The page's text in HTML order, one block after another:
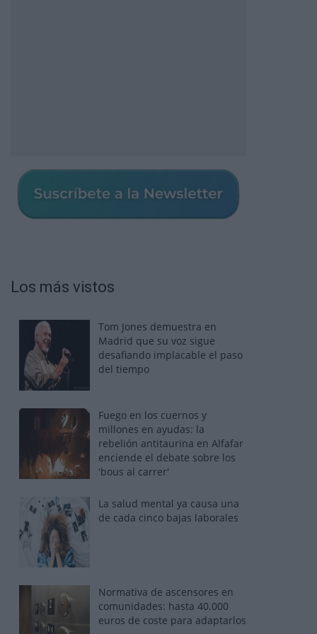
Los más vistos
Tom Jones demuestra en
Madrid que su voz sigue
desafiando implacable el paso
del tiempo
Fuego en los cuernos y
millones en ayudas: la
rebelión antitaurina en Alfafar
enciende el debate sobre los
'bous al carrer'
La salud mental ya causa una
de cada cinco bajas laborales
Normativa de ascensores en
comunidades: hasta 40.000
euros de coste para adaptarlos